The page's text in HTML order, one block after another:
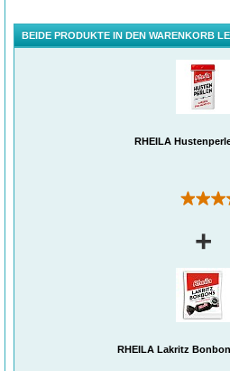
BEIDE PRODUKTE IN DEN WARENKORB
RHEILA
(1)
+
RHEILA Lakritz